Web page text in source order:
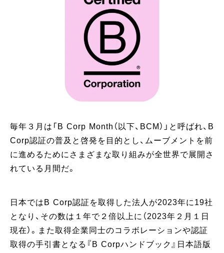
毎年３月は「B Corp Month（以下、BCM）」と呼ばれ、B
Corp認証の普及と啓発を目的とし、ムーブメントを前
に進めるためにさまざまな取り組みが全世界で展開さ
れている月間だ。
日本ではB Corp認証を取得した法人が2023年に19社
となり、その数は１年で２倍以上に（2023年２月１日
現在）。また取得企業同士のコラボレーションや認証
取得の手引書となる『B Corpハンドブック』日本語版